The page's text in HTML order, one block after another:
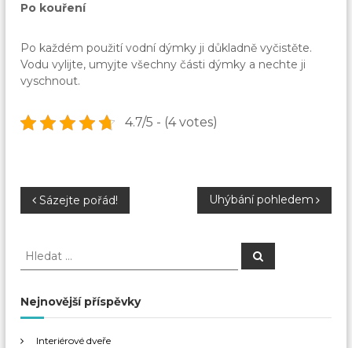
Po kouření
Po každém použití vodní dýmky ji důkladně vyčistěte.
Vodu vylijte, umyjte všechny části dýmky a nechte ji
vyschnout.
4.7/5 - (4 votes)
N
v
i
Sázejte pořád! Uhýbání pohledem
H
d
a
H
l
Nejnovější příspěvky
Interiérové dveře